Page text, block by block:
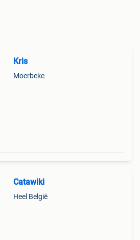
Kris
Moerbeke
Catawiki
Heel België